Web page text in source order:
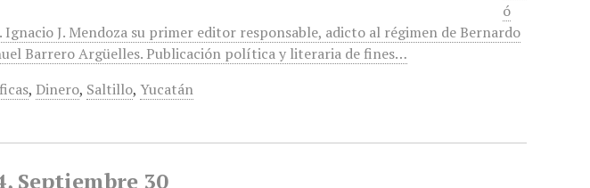
ó
J. Mendoza su primer editor responsable, adicto al régimen de Bernardo
Barrero Argüelles. Publicación política y literaria de fines…
, Dinero, Saltillo,Yucatán
Septiembre 30